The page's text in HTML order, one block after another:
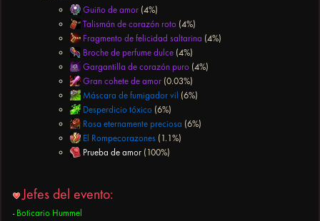
Guiño de amor (4%)
Talismán de corazón roto (4%)
Fragmento de felicidad saltarina (4%)
Broche de perfume dulce (4%)
Gargantilla de corazón puro (4%)
Gran cohete de amor (0.03%)
Máscara de fumigador vil (6%)
Desperdicio tóxico (6%)
Rosa eternamente preciosa (6%)
El Rompecorazones (1.1%)
Prueba de amor (100%)
Jefes del evento:
- Boticario Hummel